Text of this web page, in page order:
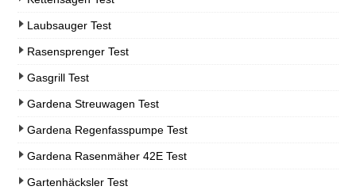
Laubsauger Test
Rasensprenger Test
Gasgrill Test
Gardena Streuwagen Test
Gardena Regenfasspumpe Test
Gardena Rasenmäher 42E Test
Gartenhäcksler Test